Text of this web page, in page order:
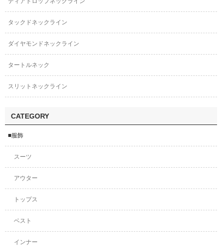
タックドネックライン
ダイヤモンドネックライン
タートルネック
スリットネックライン
CATEGORY
■服飾
スーツ
アウター
トップス
ベスト
インナー